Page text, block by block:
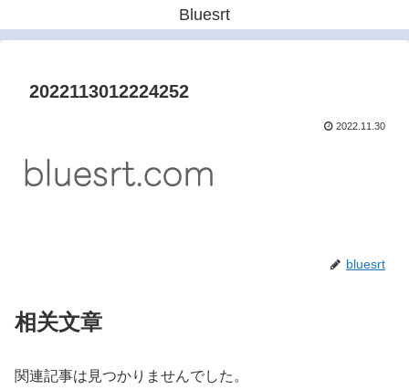
Bluesrt
2022113012224252
2022.11.30
bluesrt
相关文章
関連記事は見つかりませんでした。